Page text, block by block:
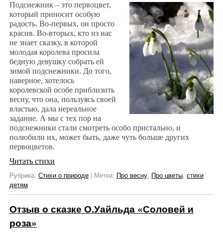
Подснежник – это первоцвет,
который приносит особую
радость. Во-первых, он просто
красив. Во-вторых, кто из нас
не знает сказку, в которой
молодая королева просила
бедную девушку собрать ей
зимой подснежники. До того,
наверное, хотелось
королевской особе приблизить
весну, что она, пользуясь своей
властью, дала нереальное
задание. А мы с тех пор на
подснежники стали смотреть особо пристально, и
полюбили их, может быть, даже чуть больше других
первоцветов.
Читать стихи
Рубрика: Стихи о природе | Метки: Про весну, Про цветы, стихи
детям
Отзыв о сказке О.Уайльда «Соловей и
роза»